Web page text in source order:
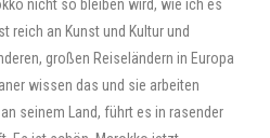
nicht so bleiben wird, wie ich es
reich an Kunst und Kultur und
großen Reiseländern in Europa
wissen das und sie arbeiten
seinem Land, führt es in rasender